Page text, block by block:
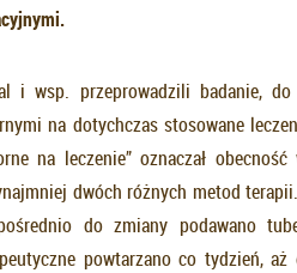
i wsp. przeprowadzili badanie,
na dotychczas stosowane
na leczenie” oznaczał
dwóch różnych metod
do zmiany podawano
powtarzano co tydzień,